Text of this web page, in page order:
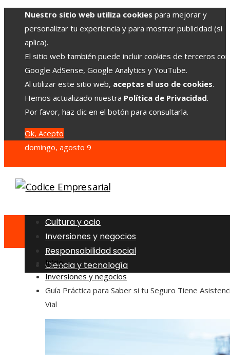
Nuestro sitio web utiliza cookies para mejorar y
personalizar tu experiencia y para mostrar publicidad (si
aplica).
El sitio web también puede incluir cookies de terceros
Google AdSense, Google Analytics y YouTube.
Al utilizar este sitio web, aceptas el uso de cookies.
Hemos actualizado nuestra Política de Privacidad.
Por favor, haz clic en el botón para consultarla.
Ok, Acepto
domingo, agosto 9
Cultura y ocio
Inversiones y negocios
Responsabilidad social
Ciencia y tecnología
Inicio
Inversiones y negocios
Guía Práctica para Saber si tu Seguro Tiene
Vial